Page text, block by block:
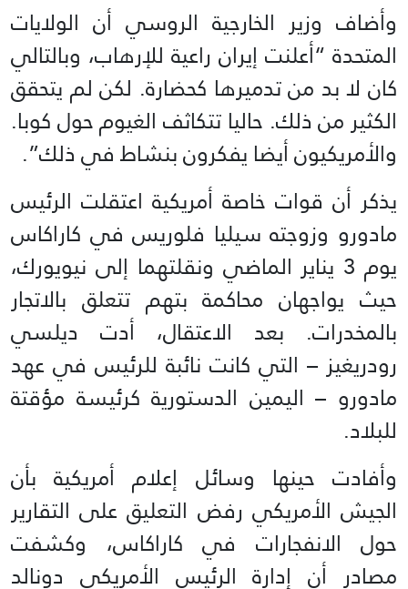
وأضاف وزير الخارجية الروسي أن الولايات
المتحدة “أعلنت إيران راعية للإرهاب، وبالتالي
كان لا بد من تدميرها كحضارة. لكن لم يتحقق
الكثير من ذلك. حاليا تتكاثف الغيوم حول كوبا.
والأمريكيون أيضا يفكرون بنشاط في ذلك”.
يذكر أن قوات خاصة أمريكية اعتقلت الرئيس
مادورو وزوجته سيليا فلوريس في كاراكاس
يوم 3 يناير الماضي ونقلتهما إلى نيويورك،
حيث يواجهان محاكمة بتهم تتعلق بالاتجار
بالمخدرات. بعد الاعتقال، أدت ديلسي
رودريغيز – التي كانت نائبة للرئيس في عهد
مادورو – اليمين الدستورية كرئيسة مؤقتة
للبلاد.
وأفادت حينها وسائل إعلام أمريكية بأن
الجيش الأمريكي رفض التعليق على التقارير
حول الانفجارات في كاراكاس، وكشفت
مصادر أن إدارة الرئيس الأمريكي دونالد